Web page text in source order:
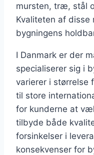
mursten, træ, stål
Kvaliteten af disse
bygningens
I Danmark er der
specialiserer sig i
varierer i størrelse
til store
for kunderne at
tilbyde både
forsinkelser i
konsekvenser for